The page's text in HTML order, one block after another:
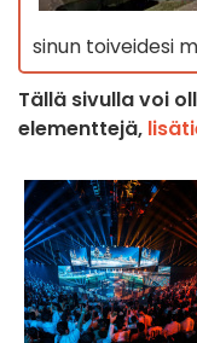
sinun toiveidesi
Tällä sivulla voi
elementtejä,